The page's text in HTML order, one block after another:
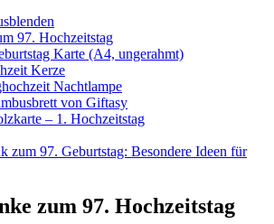
97. Hochzeitstag
Karte (A4, ungerahmt)
Kerze
Nachtlampe
von Giftasy
– 1. Hochzeitstag
zum 97. Geburtstag: Besondere Ideen für
zum 97. Hochzeitstag